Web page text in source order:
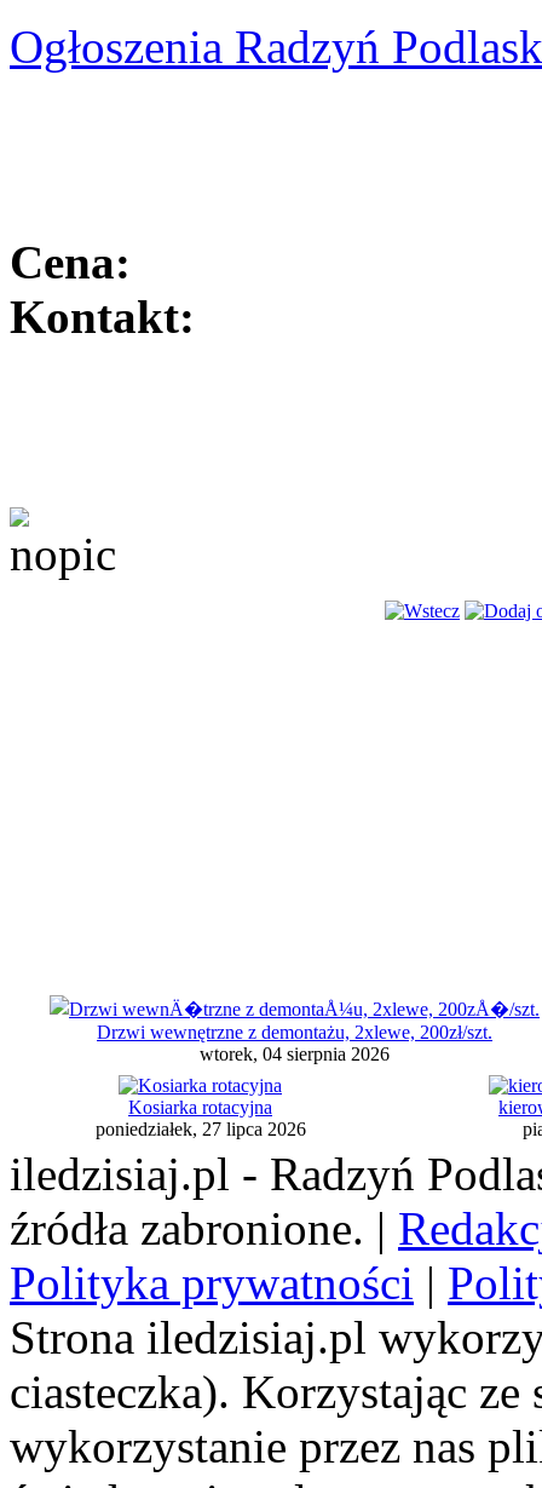
Ogłoszenia Radzyń
Cena:
Kontakt:
Drzwi wewnętrzne z demontażu, 2xlewe, 200zł/szt.
wtorek, 04 sierpnia 2026
Kosiarka rotacyjna
poniedziałek, 27 lipca 2026
iledzisiaj.pl - Radzyń
źródła zabronione. |
Polityka prywatności |
Strona iledzisiaj.pl
ciasteczka). Korzystając
wykorzystanie przez nas